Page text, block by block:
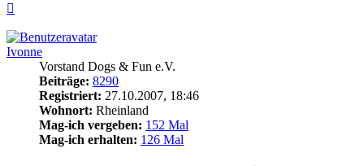
Ivonne
Vorstand Dogs & Fun e.V.
Beiträge: 8290
Registriert: 27.10.2007, 18:46
Wohnort: Rheinland
Mag-ich vergeben: 152 Mal
Mag-ich erhalten: 126 Mal